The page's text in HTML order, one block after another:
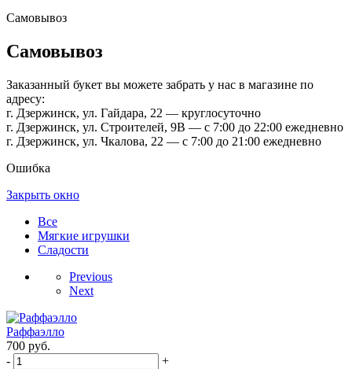
Самовывоз
Самовывоз
Заказанный букет вы можете забрать у нас в магазине по
адресу:
г. Дзержинск, ул. Гайдара, 22 — круглосуточно
г. Дзержинск, ул. Строителей, 9В — с 7:00 до 22:00 ежедневно
г. Дзержинск, ул. Чкалова, 22 — с 7:00 до 21:00 ежедневно
Ошибка
Закрыть окно
Все
Мягкие игрушки
Сладости
Previous
Next
Раффаэлло
700 руб.
-
+